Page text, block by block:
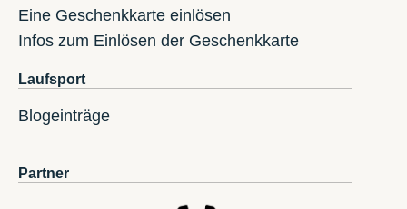
Eine Geschenkkarte einlösen
Infos zum Einlösen der Geschenkkarte
Laufsport
Blogeinträge
Partner